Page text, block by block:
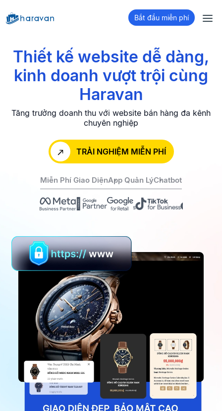
Bắt đầu miễn phí
Thiết kế website dễ dàng,
kinh doanh vượt trội cùng
Haravan
Tăng trưởng doanh thu với website bán hàng đa kênh
chuyên nghiệp
TRẢI NGHIỆM MIỄN PHÍ
Miễn Phí Giao DiệnApp Quản LýChatbot